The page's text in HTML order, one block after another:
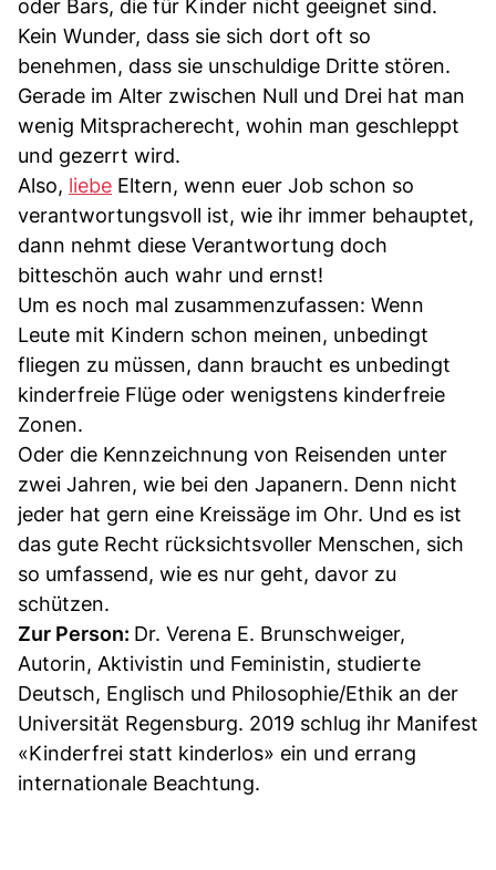
oder Bars, die für Kinder nicht geeignet sind.
Kein Wunder, dass sie sich dort oft so
benehmen, dass sie unschuldige Dritte stören.
Gerade im Alter zwischen Null und Drei hat man
wenig Mitspracherecht, wohin man geschleppt
und gezerrt wird.
Also, liebe Eltern, wenn euer Job schon so
verantwortungsvoll ist, wie ihr immer behauptet,
dann nehmt diese Verantwortung doch
bitteschön auch wahr und ernst!
Um es noch mal zusammenzufassen: Wenn
Leute mit Kindern schon meinen, unbedingt
fliegen zu müssen, dann braucht es unbedingt
kinderfreie Flüge oder wenigstens kinderfreie
Zonen.
Oder die Kennzeichnung von Reisenden unter
zwei Jahren, wie bei den Japanern. Denn nicht
jeder hat gern eine Kreissäge im Ohr. Und es ist
das gute Recht rücksichtsvoller Menschen, sich
so umfassend, wie es nur geht, davor zu
schützen.
Zur Person: Dr. Verena E. Brunschweiger,
Autorin, Aktivistin und Feministin, studierte
Deutsch, Englisch und Philosophie/Ethik an der
Universität Regensburg. 2019 schlug ihr Manifest
«Kinderfrei statt kinderlos» ein und errang
internationale Beachtung.